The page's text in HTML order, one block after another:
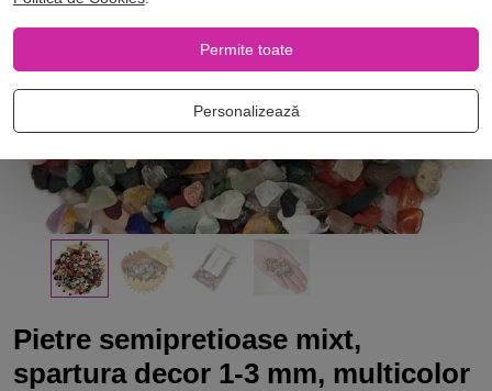
Pietre semipretioase mixt,
spartura decor 1-3 mm, multicolor
Permite toate
Personalizează